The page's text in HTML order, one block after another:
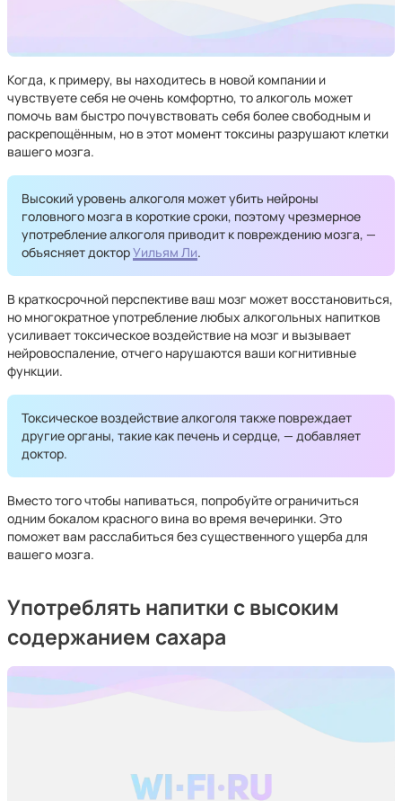
Когда, к примеру, вы находитесь в новой компании и
чувствуете себя не очень комфортно, то алкоголь может
помочь вам быстро почувствовать себя более свободным и
раскрепощённым, но в этот момент токсины разрушают клетки
вашего мозга.
Высокий уровень алкоголя может убить нейроны
головного мозга в короткие сроки, поэтому чрезмерное
употребление алкоголя приводит к повреждению мозга, —
объясняет докторУильям Ли.
В краткосрочной перспективе ваш мозг может восстановиться,
но многократное употребление любых алкогольных напитков
усиливает токсическое воздействие на мозг и вызывает
нейровоспаление, отчего нарушаются ваши когнитивные
функции.
Токсическое воздействие алкоголя также повреждает
другие органы, такие как печень и сердце, — добавляет
доктор.
Вместо того чтобы напиваться, попробуйте ограничиться
одним бокалом красного вина во время вечеринки. Это
поможет вам расслабиться без существенного ущерба для
вашего мозга.
Употреблять напитки с высоким
содержанием сахара